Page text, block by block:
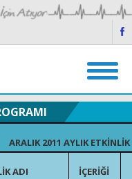
ARALIK 2011 AYLIK
ADI İÇERİĞİ